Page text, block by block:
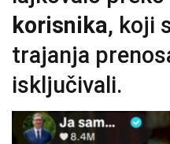
korisnika, koji
trajanja
isključivali.